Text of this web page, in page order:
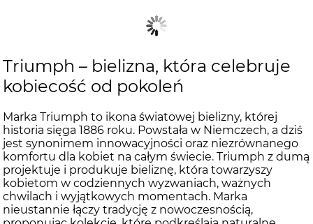
Triumph – bielizna, która celebruje
kobiecość od pokoleń
Marka Triumph to ikona światowej bielizny, której
historia sięga 1886 roku. Powstała w Niemczech, a dziś
jest synonimem innowacyjności oraz niezrównanego
komfortu dla kobiet na całym świecie. Triumph z dumą
projektuje i produkuje bieliznę, która towarzyszy
kobietom w codziennych wyzwaniach, ważnych
chwilach i wyjątkowych momentach. Marka
nieustannie łączy tradycję z nowoczesnością,